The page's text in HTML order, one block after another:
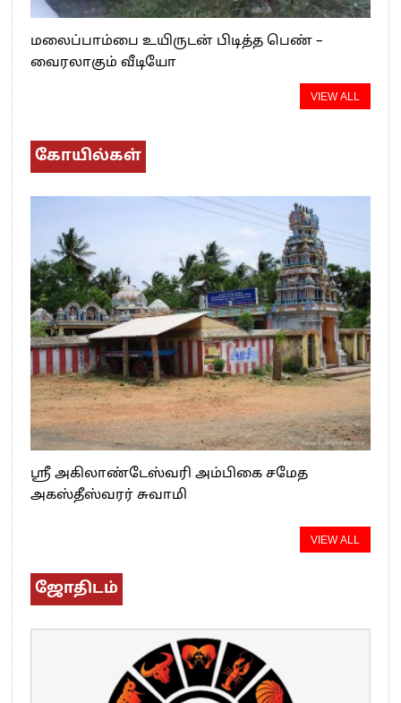
மலைப்பாம்பை உயிருடன் பிடித்த பெண் –
வைரலாகும் வீடியோ
VIEW ALL
கோயில்கள்
ஸ்ரீ அகிலாண்டேஸ்வரி அம்பிகை சமேத
அகஸ்தீஸ்வரர் சுவாமி
VIEW ALL
ஜோதிடம்